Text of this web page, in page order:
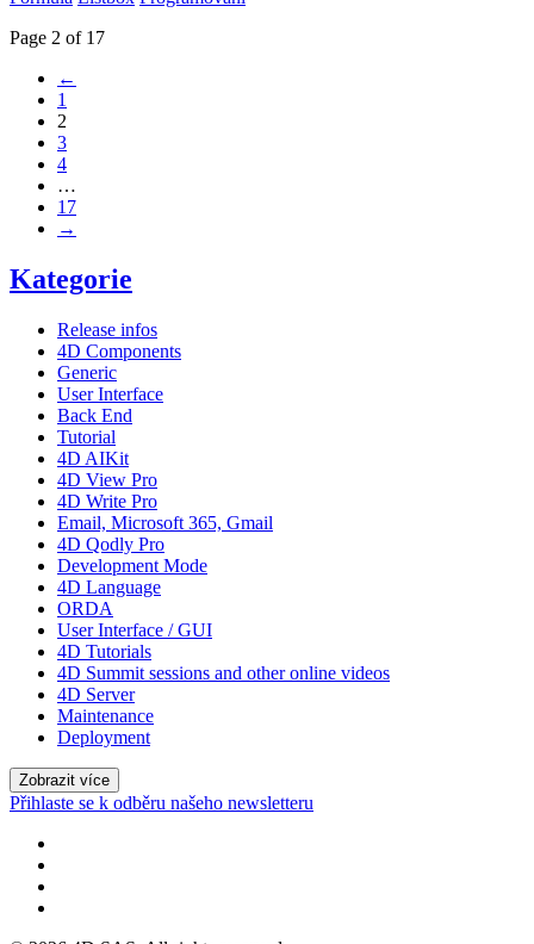
Page 2 of 17
←
1
2
3
4
…
17
→
Kategorie
Release infos
4D Components
Generic
User Interface
Back End
Tutorial
4D AIKit
4D View Pro
4D Write Pro
Email, Microsoft 365, Gmail
4D Qodly Pro
Development Mode
4D Language
ORDA
User Interface / GUI
4D Tutorials
4D Summit sessions and other online videos
4D Server
Maintenance
Deployment
Zobrazit více
Přihlaste se k odběru našeho newsletteru